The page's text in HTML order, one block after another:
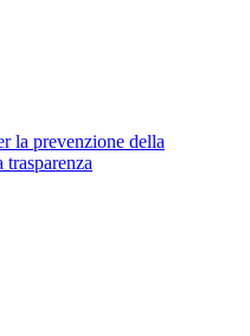
la prevenzione della